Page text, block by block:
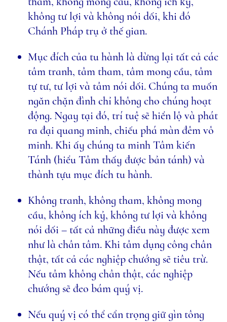
không tư lợi và không nói dối, khi đó
Chánh Pháp trụ ở thế gian.
Mục đích của tu hành là dừng lại tất cả các
tâm tranh, tâm tham, tâm mong cầu, tâm
tự tư, tư lợi và tâm nói dối. Chúng ta muốn
ngăn chặn đình chỉ không cho chúng hoạt
động. Ngay tại đó, trí tuệ sẽ hiển lộ và phát
ra đại quang minh, chiếu phá màn đêm vô
minh. Khi ấy chúng ta minh Tâm kiến
Tánh (hiểu Tâm thấy được bản tánh) và
thành tựu mục đích tu hành.
Không tranh, không tham, không mong
cầu, không ích kỷ, không tư lợi và không
nói dối – tất cả những điều này được xem
như là chân tâm. Khi tâm dụng công chân
thật, tất cả các nghiệp chướng sẽ tiêu trừ.
Nếu tâm không chân thật, các nghiệp
chướng sẽ đeo bám quý vị.
Nếu quý vị có thể cẩn trọng giữ gìn tông